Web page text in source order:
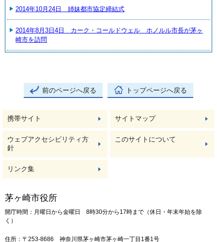
2014年10月24日 姉妹都市協定締結式
2014年8月3日4日 カーク・コールドウェル ホノルル市長が茅ヶ
崎市を訪問
前のページへ戻る トップページへ戻る
携帯サイト サイトマップ
ウェブアクセシビリティ方
針
このサイトについて
リンク集
茅ヶ崎市役所
開庁時間：月曜日から金曜日 8時30分から17時まで（休日・年末年始を除
く）
住所：〒253-8686 神奈川県茅ヶ崎市茅ヶ崎一丁目1番1号